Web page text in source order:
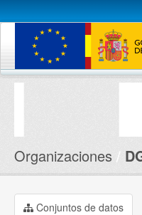
Conjuntos de datos
Organizaciones
Conjuntos de datos